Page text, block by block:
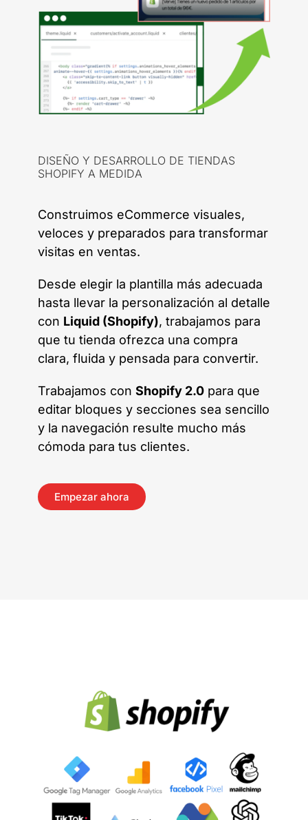
DISEÑO Y DESARROLLO DE TIENDAS
SHOPIFY A MEDIDA
Construimos eCommerce visuales,
veloces y preparados para transformar
visitas en ventas.
Desde elegir la plantilla más adecuada
hasta llevar la personalización al detalle
con Liquid (Shopify), trabajamos para
que tu tienda ofrezca una compra
clara, fluida y pensada para convertir.
Trabajamos con Shopify 2.0 para que
editar bloques y secciones sea sencillo
y la navegación resulte mucho más
cómoda para tus clientes.
Empezar ahora